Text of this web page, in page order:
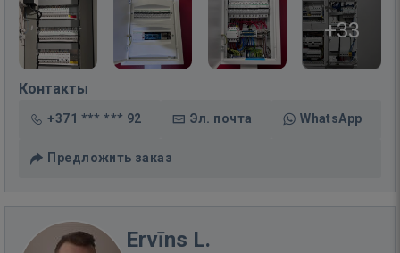
+33
Контакты
+371 *** *** 92 Эл. почта WhatsApp
Предложить заказ
Ervīns L.